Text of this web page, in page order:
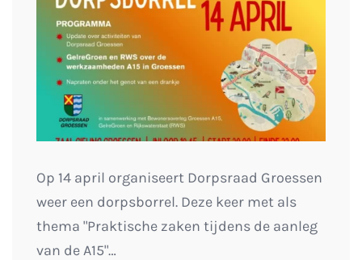
Op 14 april organiseert Dorpsraad Groessen
weer een dorpsborrel. Deze keer met als
thema "Praktische zaken tijdens de aanleg
van de A15"…